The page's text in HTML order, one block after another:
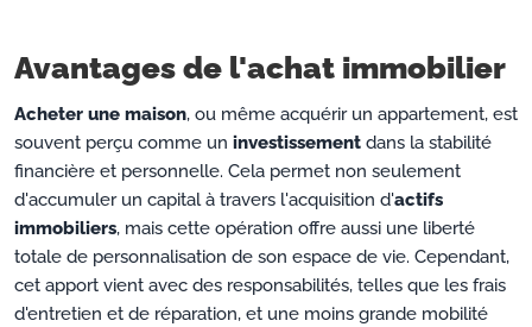
Avantages de l'achat immobilier
Acheter une maison, ou même acquérir un appartement, est
souvent perçu comme un investissement dans la stabilité
financière et personnelle. Cela permet non seulement
d'accumuler un capital à travers l'acquisition d'actifs
immobiliers, mais cette opération offre aussi une liberté
totale de personnalisation de son espace de vie. Cependant,
cet apport vient avec des responsabilités, telles que les frais
d'entretien et de réparation, et une moins grande mobilité